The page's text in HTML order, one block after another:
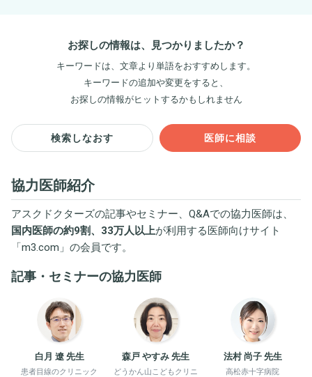
お探しの情報は、見つかりましたか？
キーワードは、文章より単語をおすすめします。
キーワードの追加や変更をすると、
お探しの情報がヒットするかもしれません
検索しなおす 医師に相談
協力医師紹介
アスクドクターズの記事やセミナー、Q&Aでの協力医師は、
国内医師の約9割、33万人以上が利用する医師向けサイト
「m3.com 」の会員です。
記事・セミナーの協力医師
白月 遼 先生
患者目線のクリニック
森戸 やすみ 先生
どうかん山こどもクリニ
法村 尚子 先生
高松赤十字病院